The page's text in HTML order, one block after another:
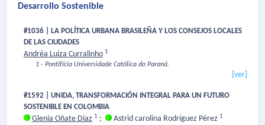
Desarrollo Sostenible
#1036 | LA POLÍTICA URBANA BRASILEÑA Y LOS CONSEJOS LOCALES
DE LAS CIUDADES
Andréa Luiza Curralinho 1
1 - Pontifícia Universidade Católica do Paraná.
[ver]
#1592 | UNIDA, TRANSFORMACIÓN INTEGRAL PARA UN FUTURO
SOSTENIBLE EN COLOMBIA
Glenia Oñate Diaz 1 ; Astrid carolina Rodríguez Pérez 1